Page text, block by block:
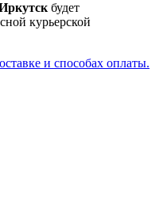
будет
курьерской
и способах оплаты.